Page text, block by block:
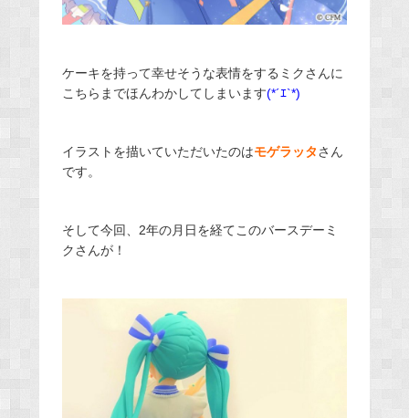
ケーキを持って幸せそうな表情をするミクさんに
こちらまでほんわかしてしまいます(*´ｴ`*)
イラストを描いていただいたのはモゲラッタさん
です。
そして今回、2年の月日を経てこのバースデーミ
クさんが！